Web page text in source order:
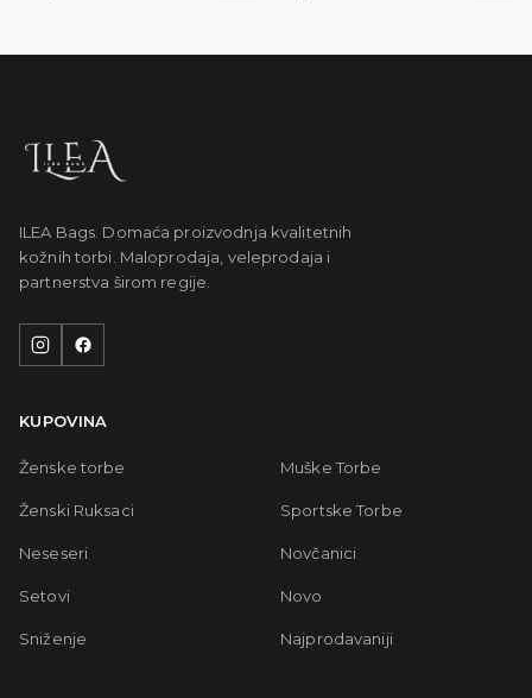
ILEA Bags. Domaća proizvodnja kvalitetnih
kožnih torbi. Maloprodaja, veleprodaja i
partnerstva širom regije.
KUPOVINA
Ženske torbe Muške Torbe
Ženski Ruksaci Sportske Torbe
Neseseri Novčanici
Setovi Novo
Sniženje Najprodavaniji